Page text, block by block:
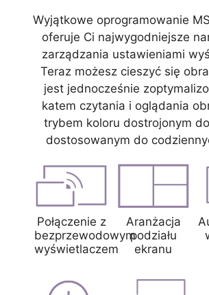
Wyjątkowe oprogramowanie
oferuje Ci najwygodniejsze
zarządzania ustawieniami
Teraz możesz cieszyć się
jest jednocześnie
katem czytania i oglądania
trybem koloru dostrojonym
dostosowanym do
Połączenie z
bezprzewodowym
wyświetlaczem
Aranżacja
podziału
ekranu